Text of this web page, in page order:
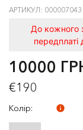
АРТИКУЛ: 000007043
До кожного
10000
€190
Колір: